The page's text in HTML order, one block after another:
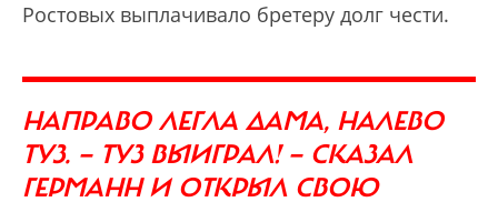
Ростовых выплачивало бретеру долг чести.
НАПРАВО ЛЕГЛА ДАМА, НАЛЕВО
ТУЗ. — ТУЗ ВЫИГРАЛ! — СКАЗАЛ
ГЕРМАНН И ОТКРЫЛ СВОЮ